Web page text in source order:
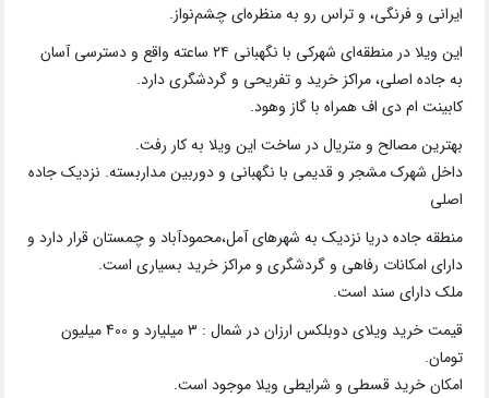
ایرانی و فرنگی، و تراس رو به منظره‌ای چشم‌نواز.
این ویلا در منطقه‌ای شهرکی با نگهبانی ۲۴ ساعته واقع و دسترسی آسان
به جاده اصلی، مراکز خرید و تفریحی و گردشگری دارد.
کابینت ام دی اف همراه با گاز وهود.
بهترین مصالح و متریال در ساخت این ویلا به کار رفت.
داخل شهرک مشجر و قدیمی با نگهبانی و دوربین مداربسته. نزدیک جاده
اصلی
منطقه جاده دریا نزدیک به شهرهای آمل،محمودآباد و چمستان قرار دارد و
دارای امکانات رفاهی و گردشگری و مراکز خرید بسیاری است.
ملک دارای سند است.
قیمت خرید ویلای دوبلکس ارزان در شمال : 3 میلیارد و 400 میلیون
تومان.
امکان خرید قسطی و شرایطی ویلا موجود است.